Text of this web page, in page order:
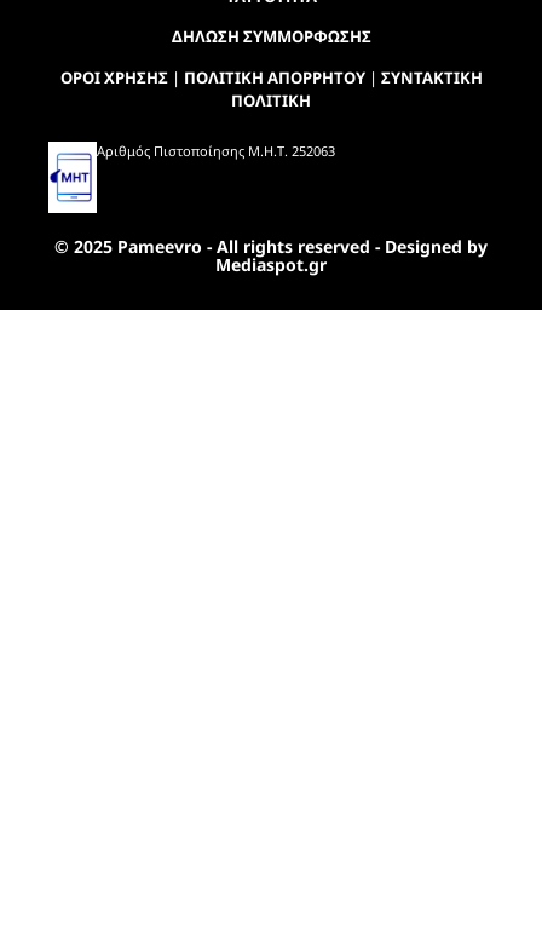
ΔΗΛΩΣΗ ΣΥΜΜΟΡΦΩΣΗΣ
ΟΡΟΙ ΧΡΗΣΗΣ| ΠΟΛΙΤΙΚΗ ΑΠΟΡΡΗΤΟΥ| ΣΥΝΤΑΚΤΙΚΗ
ΠΟΛΙΤΙΚΗ
Αριθμός Πιστοποίησης Μ.Η.Τ. 252063
© 2025 Pameevro - All rights reserved - Designed by
Mediaspot.gr